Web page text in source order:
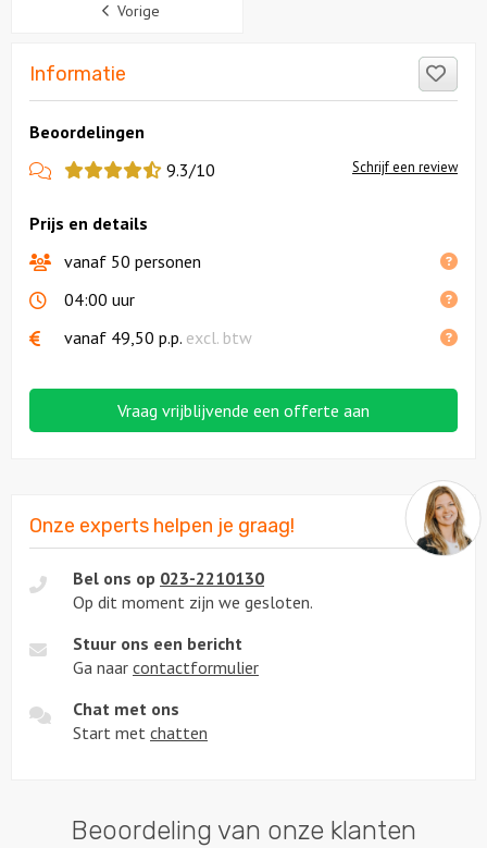
Vorige
Informatie
Beoordelingen
View
reviews
9.3/10 Schrijf een review
Prijs en details
vanaf 50 personen
04:00 uur
vanaf 49,50 p.p. excl. btw
Vraag vrijblijvende een offerte aan
Onze experts helpen je graag!
Bel ons op 023-2210130
Op dit moment zijn we gesloten.
Stuur ons een bericht
Ga naar contactformulier
Chat met ons
Start met chatten
Beoordeling van onze klanten